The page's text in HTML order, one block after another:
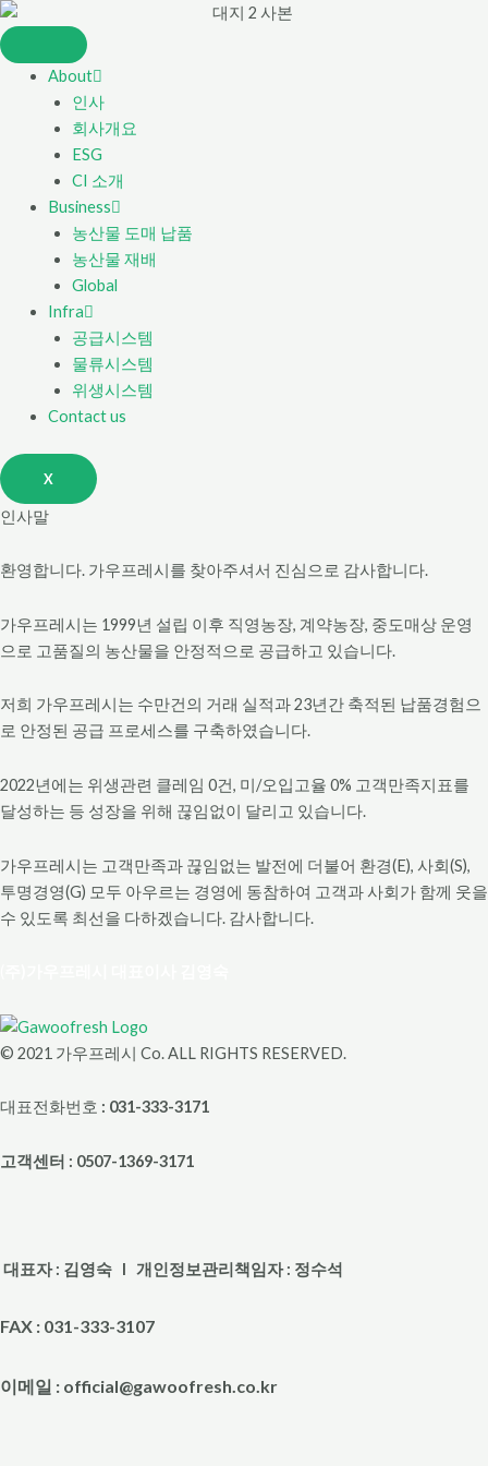
About
인사
회사개요
ESG
CI 소개
Business
농산물 도매 납품
농산물 재배
Global
Infra
공급시스템
물류시스템
위생시스템
Contact us
X
인사말
환영합니다. 가우프레시를 찾아주셔서 진심으로 감사합니다.
가우프레시는 1999년 설립 이후 직영농장, 계약농장, 중도매상 운영
으로 고품질의 농산물을 안정적으로 공급하고 있습니다.
저희 가우프레시는 수만건의 거래 실적과 23년간 축적된 납품경험으
로 안정된 공급 프로세스를 구축하였습니다.
2022년에는 위생관련 클레임 0건, 미/오입고율 0% 고객만족지표를
달성하는 등 성장을 위해 끊임없이 달리고 있습니다.
가우프레시는 고객만족과 끊임없는 발전에 더불어 환경(E), 사회(S),
투명경영(G) 모두 아우르는 경영에 동참하여 고객과 사회가 함께 웃을
수 있도록 최선을 다하겠습니다. 감사합니다.
© 2021 가우프레시 Co. ALL RIGHTS RESERVED.
대표전화번호 : 031-333-3171
고객센터 : 0507-1369-3171
대표자 : 김영숙 l 개인정보관리책임자 : 정수석
FAX : 031-333-3107
이메일 : official@gawoofresh.co.kr